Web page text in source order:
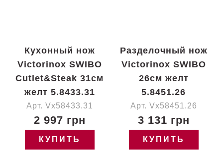
Кухонный нож
Victorinox SWIBO
Cutlet&Steak 31см
желт 5.8433.31
Арт. Vx58433.31
2 997 грн
КУПИТЬ
Разделочный нож
Victorinox SWIBO
26см желт
5.8451.26
Арт. Vx58451.26
3 131 грн
КУПИТЬ